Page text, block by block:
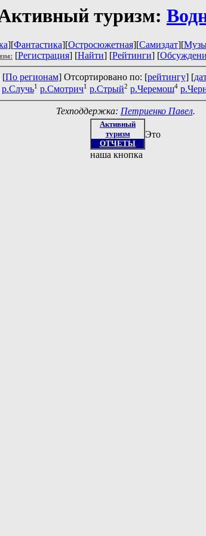
туризм:
][Фантастика][Остросюжетная][Самиздат][
[Регистрация] [Найти] [Рейтинги] [
[По регионам] Отсортировано по: [рейтингу] [
р.Случь1 р.Смотрич1 р.Стрый2 р.Черемош4
Техподдержка: Петриенко Павел.
Активный
туризм
ОТЧЕТЫ
Это
наша кнопка